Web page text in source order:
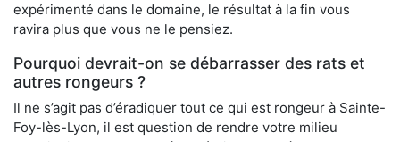
expérimenté dans le domaine, le résultat à la fin vous
ravira plus que vous ne le pensiez.
Pourquoi devrait-on se débarrasser des rats et
autres rongeurs ?
Il ne s’agit pas d’éradiquer tout ce qui est rongeur à Sainte-
Foy-lès-Lyon, il est question de rendre votre milieu